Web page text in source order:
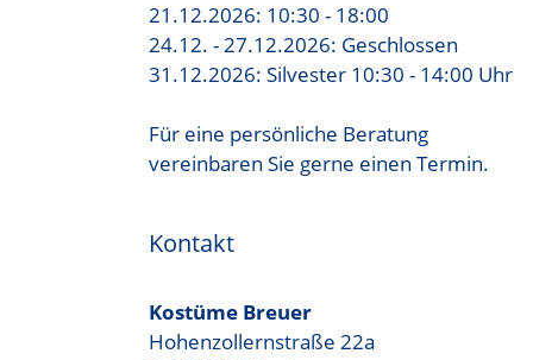
21.12.2026: 10:30 - 18:00
24.12. - 27.12.2026: Geschlossen
31.12.2026: Silvester 10:30 - 14:00 Uhr
Für eine persönliche Beratung
vereinbaren Sie gerne einen Termin.
Kontakt
Kostüme Breuer
Hohenzollernstraße 22a